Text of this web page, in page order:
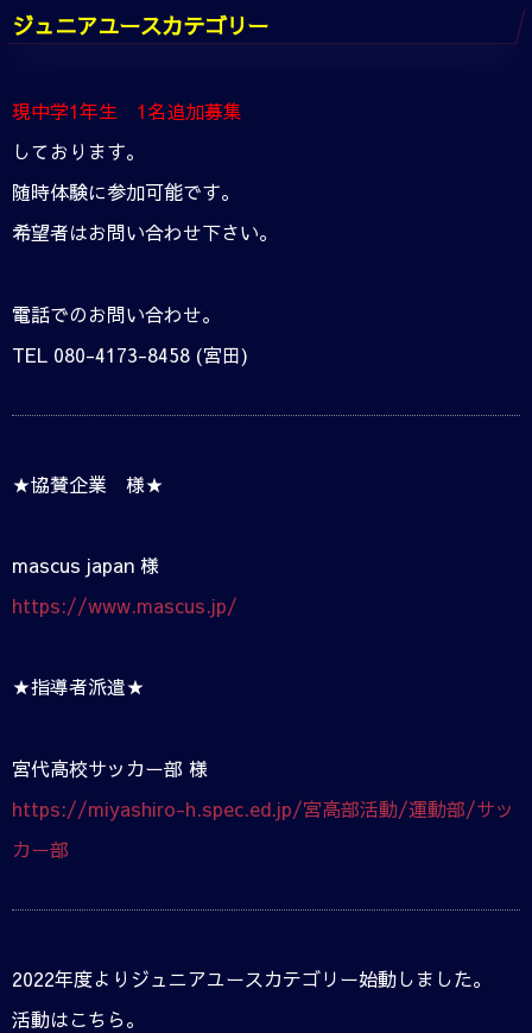
ジュニアユースカテゴリー
現中学1年生 1名追加募集
しております。
随時体験に参加可能です。
希望者はお問い合わせ下さい。
電話でのお問い合わせ。
TEL 080-4173-8458 (宮田)
★協賛企業 様★
mascus japan 様
https://www.mascus.jp/
★指導者派遣★
宮代高校サッカー部 様
https://miyashiro-h.spec.ed.jp/宮高部活動/運動部/サッ
カー部
2022年度よりジュニアユースカテゴリー始動しました。
活動はこちら。